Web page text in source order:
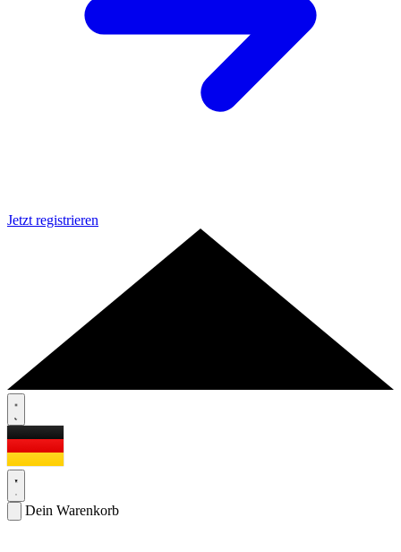
Jetzt registrieren
Dein Warenkorb